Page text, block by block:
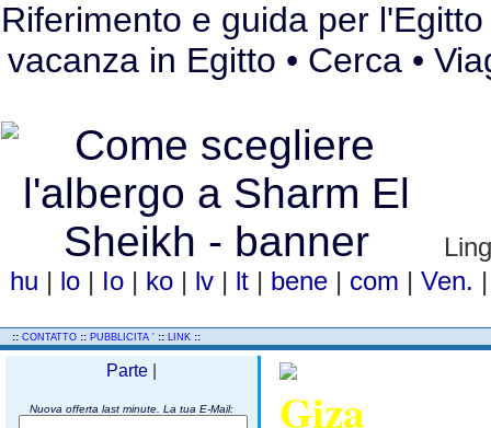
Riferimento e guida per
vacanza in Egitto • Cerca •
hu | lo | Io | ko | lv | lt | bene | com | Ven.
:: CONTATTO :: PUBBLICITA ' :: LINK ::
Parte
Nuova offerta last minute. La tua E-Mail: